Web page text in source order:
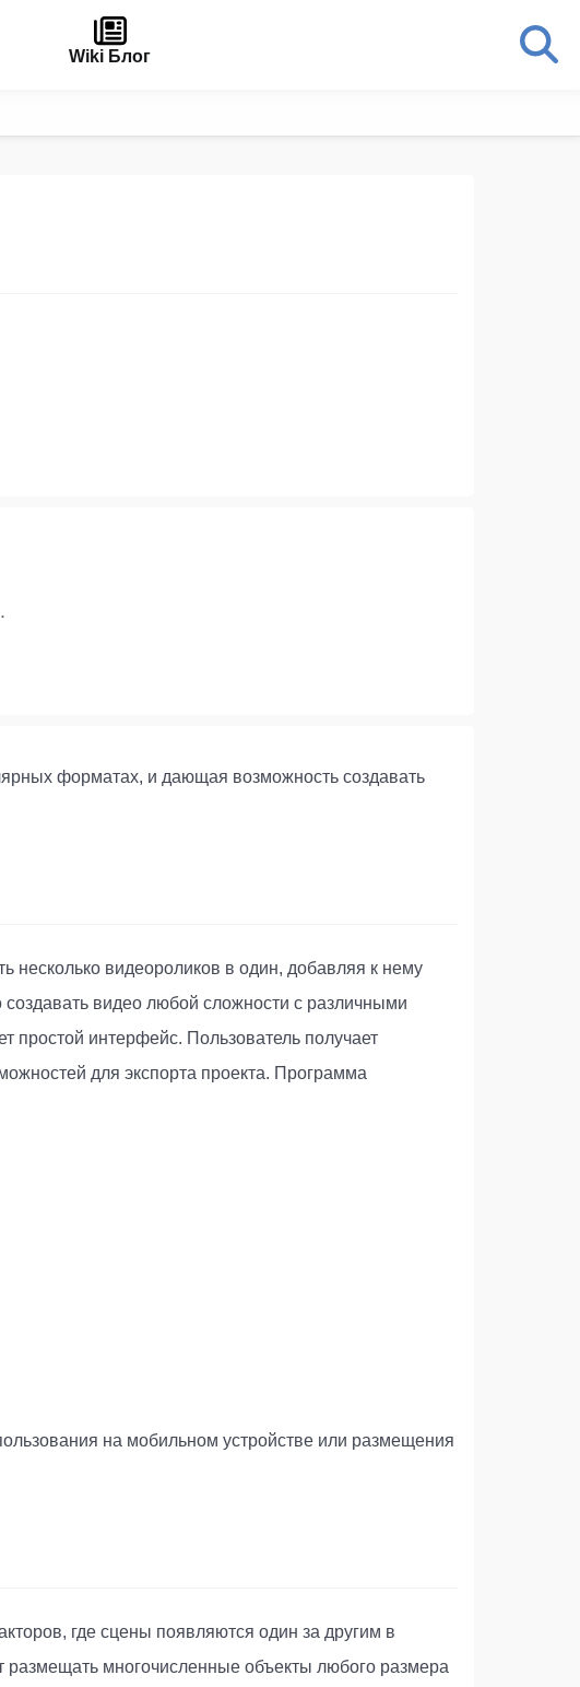
Wiki Блог
форматах, и дающая возможность создавать
несколько видеороликов в один, добавляя к нему
видео любой сложности с различными
интерфейс. Пользователь получает
для экспорта проекта. Программа
на мобильном устройстве или размещения
где сцены появляются один за другим в
многочисленные объекты любого размера